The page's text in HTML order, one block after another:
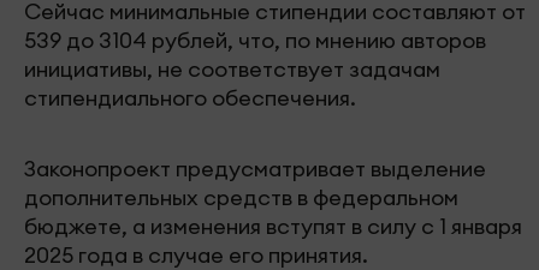
Сейчас минимальные стипендии составляют от
539 до 3104 рублей, что, по мнению авторов
инициативы, не соответствует задачам
стипендиального обеспечения.
Законопроект предусматривает выделение
дополнительных средств в федеральном
бюджете, а изменения вступят в силу с 1 января
2025 года в случае его принятия.